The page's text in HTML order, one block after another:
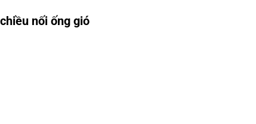
nối ống gió